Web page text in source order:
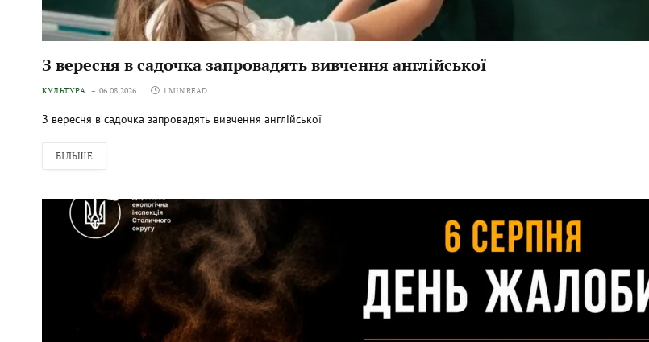
З вересня в садочка запровадять вивчення англійської
КУЛЬТУРА 06.08.2026 1 MIN READ
З вересня в садочка запровадять вивчення англійської
БІЛЬШЕ